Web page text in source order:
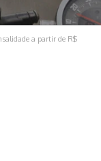
a partir de R$